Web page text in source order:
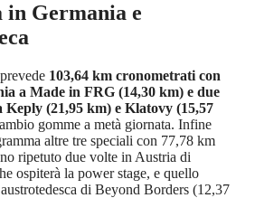
in Germania e
103,64 km cronometrati con
a Made in FRG (14,30 km) e due
Keply (21,95 km) e Klatovy (15,57
gomme a metà giornata. Infine
altre tre speciali con 77,78 km
ripetuto due volte in Austria di
ospiterà la power stage, e quello
di Beyond Borders (12,37